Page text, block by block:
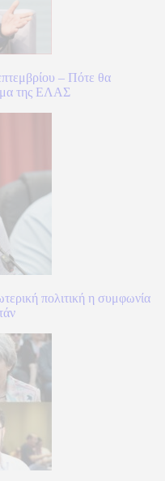
– Πότε θα
της ΕΛΑΣ
πολιτική η συμφωνία